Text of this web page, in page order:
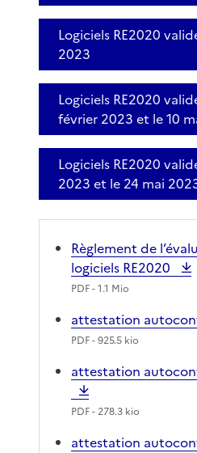
Logiciels RE2020
2023
Logiciels RE2020
février 2023 et le 10
Logiciels RE2020
2023 et le 24 mai
Règlement de
logiciels RE2020
PDF- 1.1 Mio
attestation
PDF- 925.5 kio
attestation
PDF- 278.3 kio
attestation